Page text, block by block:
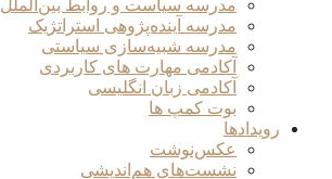
مدرسه سیاست و روابط بین‌الملل
مدرسه آینده‌پژوهی استراتژیک
مدرسه شبیه‌سازی سیاستی
آکادمی مهارت های کاربردی
آکادمی زبان انگلیسی
بوت کمپ ها
رویدادها
عکس‌نوشت
نشست‌های هم‌اندیشی